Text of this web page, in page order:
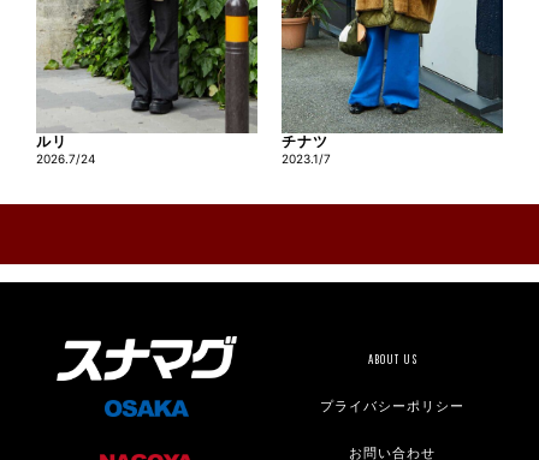
ルリ
2026.7/24
チナツ
2023.1/7
ABOUT US
プライバシーポリシー
お問い合わせ